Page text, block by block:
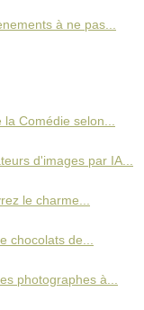
à ne pas...
la Comédie selon...
d'images par IA...
le charme...
chocolats de...
photographes à...